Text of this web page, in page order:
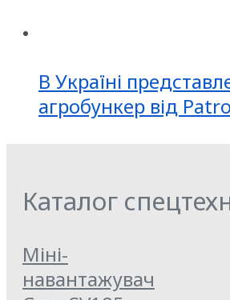
В Україні
агробункер від
Каталог
Міні-
навантажувач